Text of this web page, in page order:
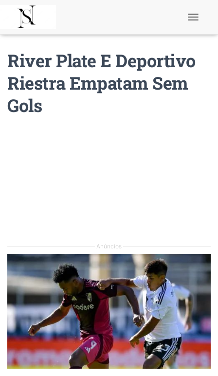
l
e
River Plate E Deportivo
Riestra Empatam Sem
Gols
Anúncios